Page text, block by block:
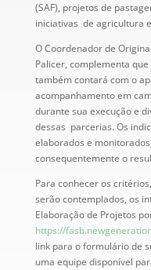
(SAF), projetos de
iniciativas de agricultura
O Coordenador de
Palicer, complementa
também contará com o
acompanhamento em
durante sua execução e
dessas parcerias. Os
elaborados e
consequentemente o
Para conhecer os
serão contemplados, os
Elaboração de Projetos
https://
link para o formulário de
uma equipe disponível